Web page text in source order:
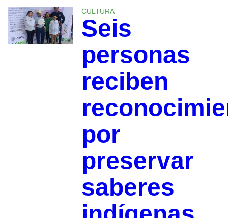
CULTURA
Seis
personas
reciben
por
preservar
saberes